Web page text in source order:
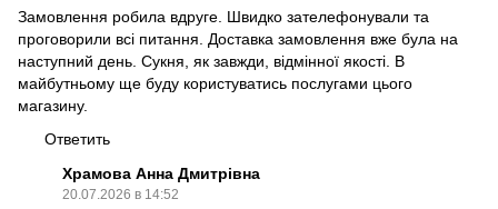
Замовлення робила вдруге. Швидко зателефонували та
проговорили всі питання. Доставка замовлення вже була на
наступний день. Сукня, як завжди, відмінної якості. В
майбутньому ще буду користуватись послугами цього
магазину.
Ответить
Храмова Анна Дмитрівна
20.07.2026 в 14:52